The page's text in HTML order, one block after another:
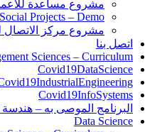
مشروع مساعدة
Social Projects – Demo
مشروع مركز الاتصال
اتصل بنا
Sciences – Curriculum
Covid19DataScience
Covid19InfoSystems
البرنامج الموصى به – هندسة
Data Science